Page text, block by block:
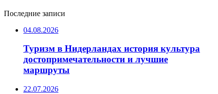
Последние записи
04.08.2026
Туризм в Нидерландах история культура
достопримечательности и лучшие
маршруты
22.07.2026